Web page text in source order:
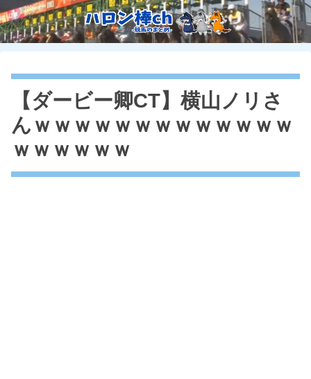
【ダービー卿CT】横山ノリさ
んｗｗｗｗｗｗｗｗｗｗｗｗｗ
ｗｗｗｗｗｗ